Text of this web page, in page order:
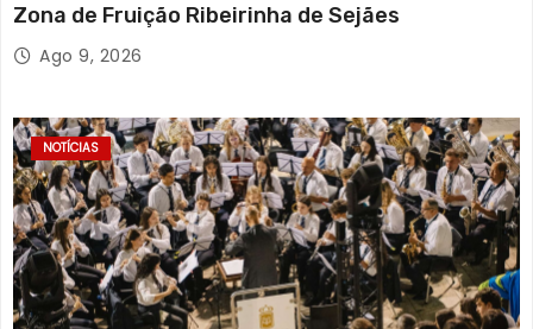
Zona de Fruição Ribeirinha de Sejães
Ago 9, 2026
NOTÍCIAS